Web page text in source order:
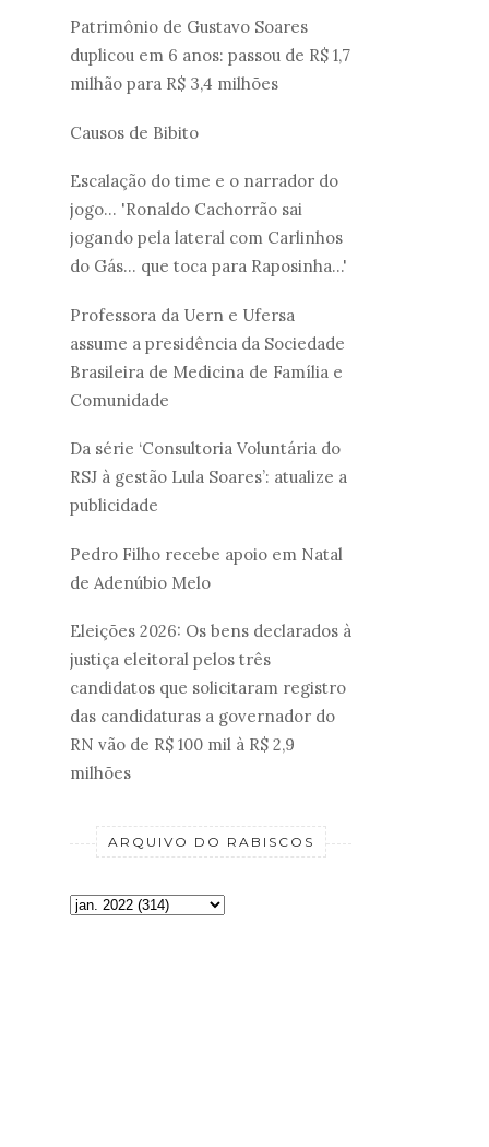
Patrimônio de Gustavo Soares
duplicou em 6 anos: passou de R$ 1,7
milhão para R$ 3,4 milhões
Causos de Bibito
Escalação do time e o narrador do
jogo... 'Ronaldo Cachorrão sai
jogando pela lateral com Carlinhos
do Gás... que toca para Raposinha...'
Professora da Uern e Ufersa
assume a presidência da Sociedade
Brasileira de Medicina de Família e
Comunidade
Da série ‘Consultoria Voluntária do
RSJ à gestão Lula Soares’: atualize a
publicidade
Pedro Filho recebe apoio em Natal
de Adenúbio Melo
Eleições 2026: Os bens declarados à
justiça eleitoral pelos três
candidatos que solicitaram registro
das candidaturas a governador do
RN vão de R$ 100 mil à R$ 2,9
milhões
ARQUIVO DO RABISCOS